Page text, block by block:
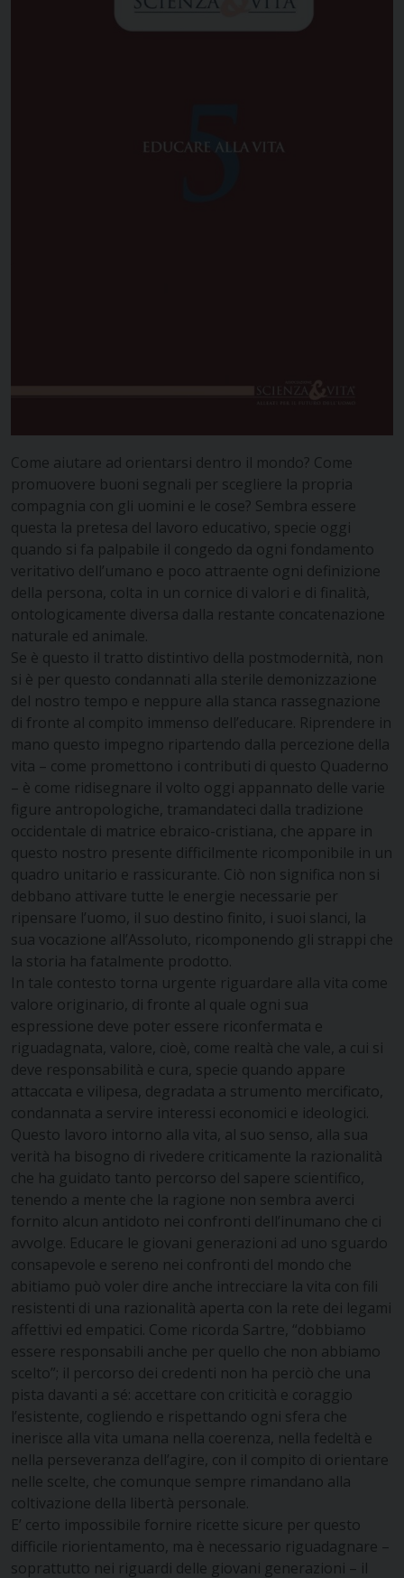
Come aiutare ad orientarsi dentro il mondo? Come
promuovere buoni segnali per scegliere la propria
compagnia con gli uomini e le cose? Sembra essere
questa la pretesa del lavoro educativo, specie oggi
quando si fa palpabile il congedo da ogni fondamento
veritativo dell’umano e poco attraente ogni definizione
della persona, colta in un cornice di valori e di finalità,
ontologicamente diversa dalla restante concatenazione
naturale ed animale.
Se è questo il tratto distintivo della postmodernità, non
si è per questo condannati alla sterile demonizzazione
del nostro tempo e neppure alla stanca rassegnazione
di fronte al compito immenso dell’educare. Riprendere in
mano questo impegno ripartendo dalla percezione della
vita – come promettono i contributi di questo Quaderno
– è come ridisegnare il volto oggi appannato delle varie
figure antropologiche, tramandateci dalla tradizione
occidentale di matrice ebraico-cristiana, che appare in
questo nostro presente difficilmente ricomponibile in un
quadro unitario e rassicurante. Ciò non significa non si
debbano attivare tutte le energie necessarie per
ripensare l’uomo, il suo destino finito, i suoi slanci, la
sua vocazione all’Assoluto, ricomponendo gli strappi che
la storia ha fatalmente prodotto.
In tale contesto torna urgente riguardare alla vita come
valore originario, di fronte al quale ogni sua
espressione deve poter essere riconfermata e
riguadagnata, valore, cioè, come realtà che vale, a cui si
deve responsabilità e cura, specie quando appare
attaccata e vilipesa, degradata a strumento mercificato,
condannata a servire interessi economici e ideologici.
Questo lavoro intorno alla vita, al suo senso, alla sua
verità ha bisogno di rivedere criticamente la razionalità
che ha guidato tanto percorso del sapere scientifico,
tenendo a mente che la ragione non sembra averci
fornito alcun antidoto nei confronti dell’inumano che ci
avvolge. Educare le giovani generazioni ad uno sguardo
consapevole e sereno nei confronti del mondo che
abitiamo può voler dire anche intrecciare la vita con fili
resistenti di una razionalità aperta con la rete dei legami
affettivi ed empatici. Come ricorda Sartre, “dobbiamo
essere responsabili anche per quello che non abbiamo
scelto”; il percorso dei credenti non ha perciò che una
pista davanti a sé: accettare con criticità e coraggio
l’esistente, cogliendo e rispettando ogni sfera che
inerisce alla vita umana nella coerenza, nella fedeltà e
nella perseveranza dell’agire, con il compito di orientare
nelle scelte, che comunque sempre rimandano alla
coltivazione della libertà personale.
E’ certo impossibile fornire ricette sicure per questo
difficile riorientamento, ma è necessario riguadagnare –
soprattutto nei riguardi delle giovani generazioni – il